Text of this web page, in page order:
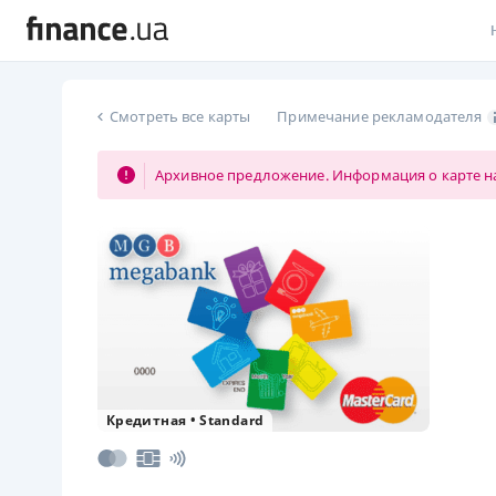
Смотреть все карты Примечание рекламодателя
Архивное предложение. Информация о карте
Кредитная •Standard